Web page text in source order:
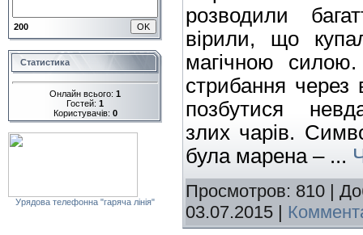
200
Статистика
Онлайн всього: 1
Гостей: 1
Користувачів: 0
Урядова телефонна "гаряча лінія"
розводили
вірили, що
магічною
стрибання через
позбутися
злих чарів.
була марена – ...
Просмотров: 810 |
03.07.2015 |